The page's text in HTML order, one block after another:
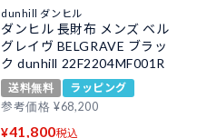
dunhill ダンヒル
ダンヒル 長財布 メンズ ベル
グレイヴ BELGRAVE ブラッ
ク dunhill 22F2204MF001R
送料無料
ラッピング
参考価格 ¥68,200
¥41,800税込